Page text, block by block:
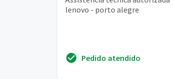
lenovo - porto alegre
Pedido atendido